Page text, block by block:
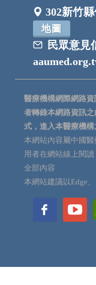
302新竹
地圖
民眾意見
醫療機構網際網路
者轉錄本網路資訊
式，進入本醫療機構
本網站內容屬中國
用者在網站線上閱
全部內容
本網站建議以Edge